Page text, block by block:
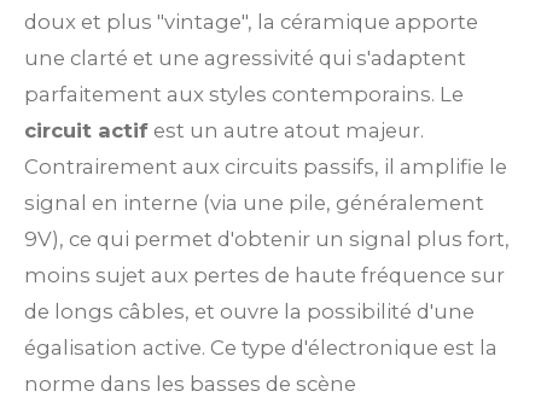
doux et plus "vintage", la céramique apporte
une clarté et une agressivité qui s'adaptent
parfaitement aux styles contemporains. Le
circuit actif est un autre atout majeur.
Contrairement aux circuits passifs, il amplifie le
signal en interne (via une pile, généralement
9V), ce qui permet d'obtenir un signal plus fort,
moins sujet aux pertes de haute fréquence sur
de longs câbles, et ouvre la possibilité d'une
égalisation active. Ce type d'électronique est la
norme dans les basses de scène